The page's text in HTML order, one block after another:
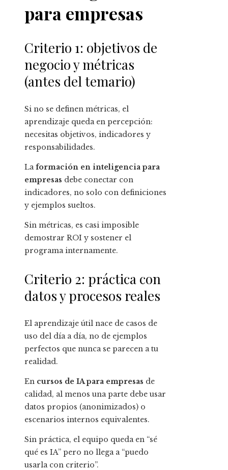
para empresas
Criterio 1: objetivos de
negocio y métricas
(antes del temario)
Si no se definen métricas, el
aprendizaje queda en percepción:
necesitas objetivos, indicadores y
responsabilidades.
Laformación en inteligencia para
empresas debe conectar con
indicadores, no solo con definiciones
y ejemplos sueltos.
Sin métricas, es casi imposible
demostrar ROI y sostener el
programa internamente.
Criterio 2: práctica con
datos y procesos reales
El aprendizaje útil nace de casos de
uso del día a día, no de ejemplos
perfectos que nunca se parecen a tu
realidad.
En cursos de IA para empresas de
calidad, al menos una parte debe usar
datos propios (anonimizados) o
escenarios internos equivalentes.
Sin práctica, el equipo queda en “sé
qué es IA” pero no llega a “puedo
usarla con criterio”.